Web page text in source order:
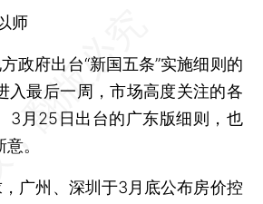
师
府出台“新国五条”实施细则的
入最后一周，市场高度关注的各
3月25日出台的广东版细则，也
。
广州、深圳于3月底公布房价控